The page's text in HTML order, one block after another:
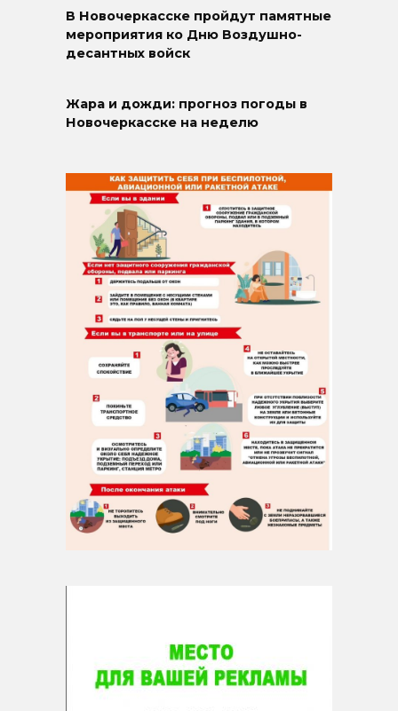
В Новочеркасске пройдут памятные
мероприятия ко Дню Воздушно-
десантных войск
Жара и дожди: прогноз погоды в
Новочеркасске на неделю